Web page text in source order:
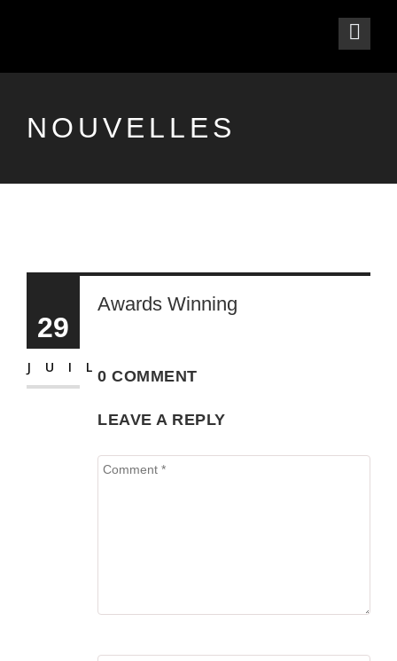
NOUVELLES
29
JUIL
Awards Winning
0 COMMENT
LEAVE A REPLY